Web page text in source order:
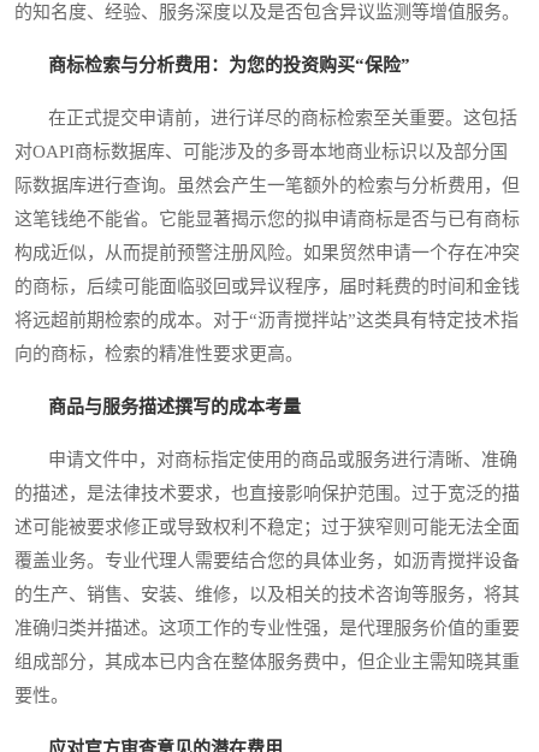
的知名度、经验、服务深度以及是否包含异议监测等增值服务。
商标检索与分析费用：为您的投资购买“保险”
在正式提交申请前，进行详尽的商标检索至关重要。这包括
对OAPI商标数据库、可能涉及的多哥本地商业标识以及部分国
际数据库进行查询。虽然会产生一笔额外的检索与分析费用，但
这笔钱绝不能省。它能显著揭示您的拟申请商标是否与已有商标
构成近似，从而提前预警注册风险。如果贸然申请一个存在冲突
的商标，后续可能面临驳回或异议程序，届时耗费的时间和金钱
将远超前期检索的成本。对于“沥青搅拌站”这类具有特定技术指
向的商标，检索的精准性要求更高。
商品与服务描述撰写的成本考量
申请文件中，对商标指定使用的商品或服务进行清晰、准确
的描述，是法律技术要求，也直接影响保护范围。过于宽泛的描
述可能被要求修正或导致权利不稳定；过于狭窄则可能无法全面
覆盖业务。专业代理人需要结合您的具体业务，如沥青搅拌设备
的生产、销售、安装、维修，以及相关的技术咨询等服务，将其
准确归类并描述。这项工作的专业性强，是代理服务价值的重要
组成部分，其成本已内含在整体服务费中，但企业主需知晓其重
要性。